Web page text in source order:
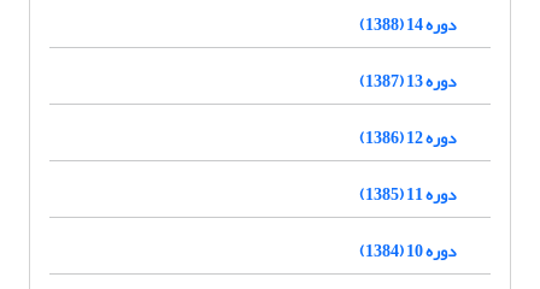
دوره 14 (1388)
دوره 13 (1387)
دوره 12 (1386)
دوره 11 (1385)
دوره 10 (1384)